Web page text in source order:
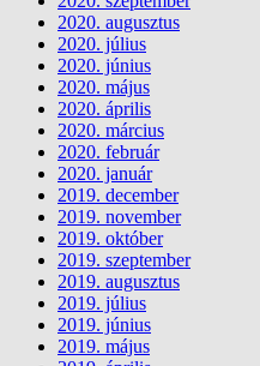
2020. augusztus
2020. július
2020. június
2020. május
2020. április
2020. március
2020. február
2020. január
2019. december
2019. november
2019. október
2019. szeptember
2019. augusztus
2019. július
2019. június
2019. május